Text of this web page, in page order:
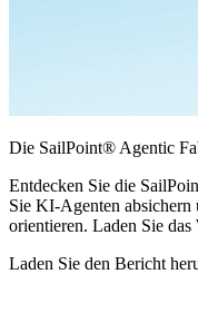
Die SailPoint® Agentic
Entdecken Sie die
Sie KI-Agenten absichern
orientieren. Laden Sie das
Laden Sie den Bericht